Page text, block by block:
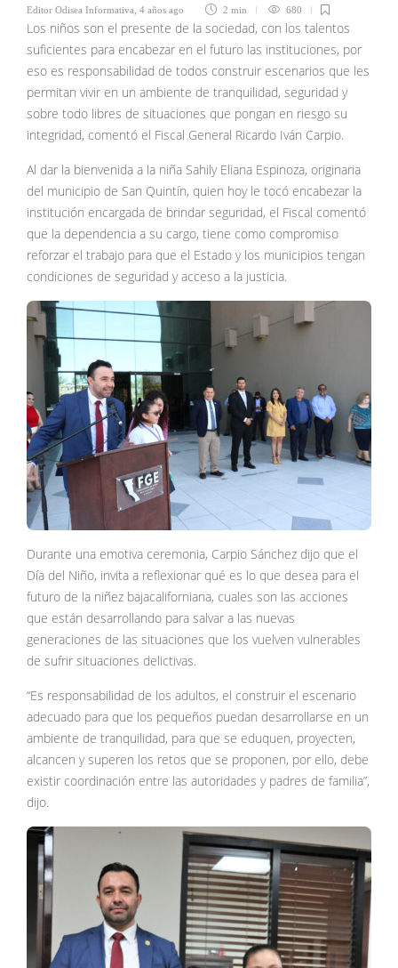
Editor Odisea Informativa 4 años ago 2 min 680
Los niños son el presente de la sociedad, con los talentos
suficientes para encabezar en el futuro las instituciones, por
eso es responsabilidad de todos construir escenarios que les
permitan vivir en un ambiente de tranquilidad, seguridad y
sobre todo libres de situaciones que pongan en riesgo su
integridad, comentó el Fiscal General Ricardo Iván Carpio.
Al dar la bienvenida a la niña Sahily Eliana Espinoza, originaria
del municipio de San Quintín, quien hoy le tocó encabezar la
institución encargada de brindar seguridad, el Fiscal comentó
que la dependencia a su cargo, tiene como compromiso
reforzar el trabajo para que el Estado y los municipios tengan
condiciones de seguridad y acceso a la justicia.
Durante una emotiva ceremonia, Carpio Sánchez dijo que el
Día del Niño, invita a reflexionar qué es lo que desea para el
futuro de la niñez bajacaliforniana, cuales son las acciones
que están desarrollando para salvar a las nuevas
generaciones de las situaciones que los vuelven vulnerables
de sufrir situaciones delictivas.
“Es responsabilidad de los adultos, el construir el escenario
adecuado para que los pequeños puedan desarrollarse en un
ambiente de tranquilidad, para que se eduquen, proyecten,
alcancen y superen los retos que se proponen, por ello, debe
existir coordinación entre las autoridades y padres de familia”,
dijo.